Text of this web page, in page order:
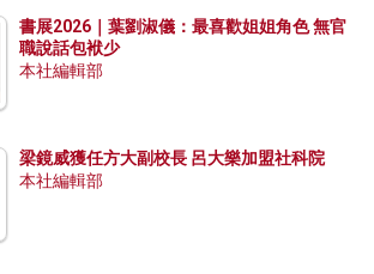
書展2026｜葉劉淑儀：最喜歡姐姐角色 無官
職說話包袱少
本社編輯部
梁鏡威獲任方大副校長 呂大樂加盟社科院
本社編輯部